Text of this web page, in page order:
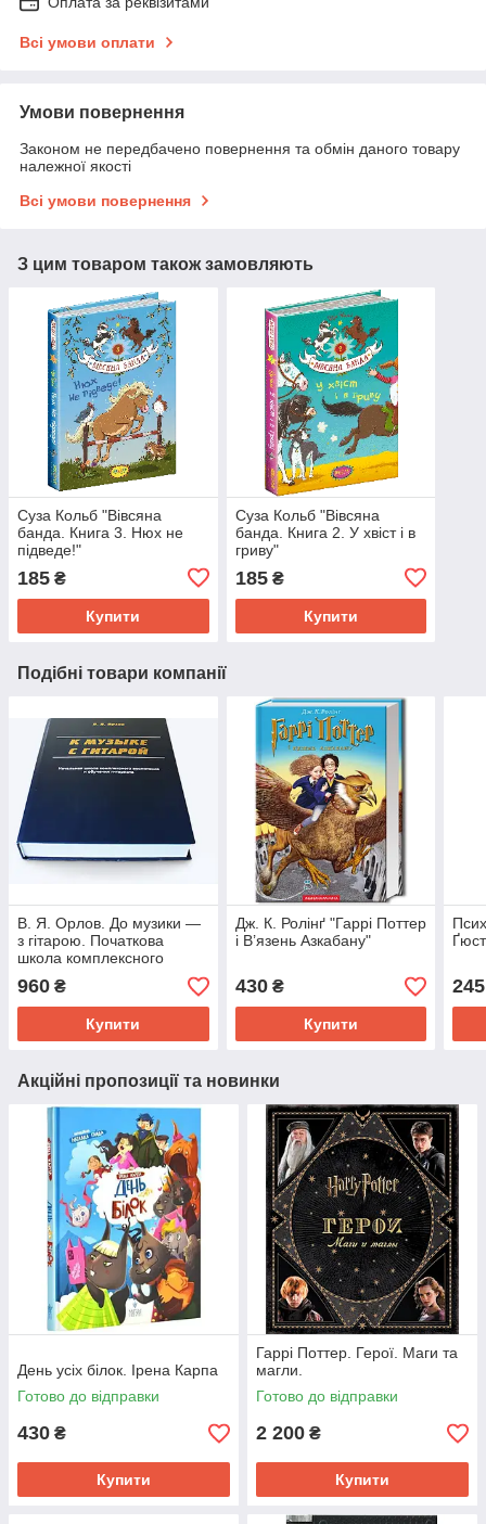
Всі умови оплати
Умови повернення
Законом не передбачено повернення та обмін даного товару
належної якості
Всі умови повернення
З цим товаром також замовляють
Суза Кольб "Вівсяна
банда. Книга 3. Нюх не
підведе!"
185 ₴
Купити
Суза Кольб "Вівсяна
банда. Книга 2. У хвіст і в
гриву"
185₴
Купити
Подібні товари компанії
В. Я. Орлов. До музики —
з гітарою. Початкова
школа комплексного
виховання та навчання
гітариста
960 ₴
Купити
Дж. К. Ролінґ "Гаррі Поттер
і В’язень Азкабану"
430₴
Купити
245
Акційні пропозиції та новинки
День усіх білок. Ірена Карпа
Готово до відправки
430 ₴
Купити
Гаррі Поттер. Герої. Маги та
магли.
Готово до відправки
2 200 ₴
Купити